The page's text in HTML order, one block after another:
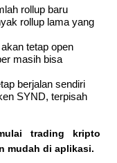
rollup baru
rollup lama yang
tetap open
masih bisa
berjalan sendiri
SYND, terpisah
trading kripto
mudah di aplikasi.